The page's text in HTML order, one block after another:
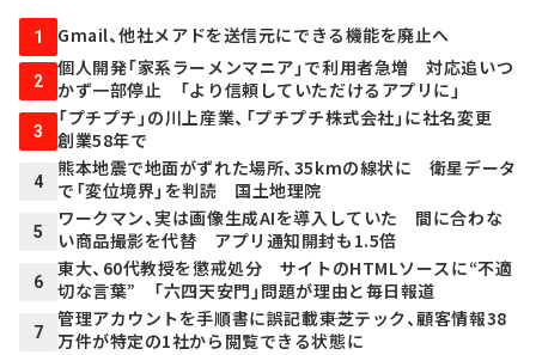
1 Gmail、他社メアドを送信元にできる機能を廃止へ
2
個人開発「家系ラーメンマニア」で利用者急増 対応追いつ
かず一部停止 「より信頼していただけるアプリに」
3
「プチプチ」の川上産業、「プチプチ株式会社」に社名変更
創業58年で
4
熊本地震で地面がずれた場所、35kmの線状に 衛星データ
で「変位境界」を判読 国土地理院
5
ワークマン、実は画像生成AIを導入していた 間に合わな
い商品撮影を代替 アプリ通知開封も1.5倍
6
東大、60代教授を懲戒処分 サイトのHTMLソースに“不適
切な言葉” 「六四天安門」問題が理由と毎日報道
7
管理アカウントを手順書に誤記載――東芝テック、顧客情報38
万件が特定の1社から閲覧できる状態に